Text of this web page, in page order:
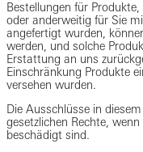
Bestellungen für
oder anderweitig für Sie
angefertigt wurden,
werden, und solche
Erstattung an uns
Einschränkung Produkte
versehen wurden.
Die Ausschlüsse in
gesetzlichen Rechte,
beschädigt sind.